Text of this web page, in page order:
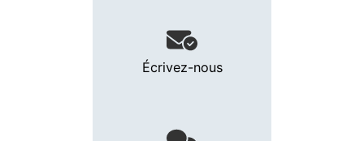
Écrivez-nous